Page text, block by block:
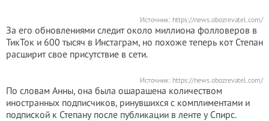
Источник: https://news.obozrevatel.com/
За его обновлениями следит около миллиона фолловеров в
ТикТок и 600 тысяч в Инстаграм, но похоже теперь кот Степан
расширит свое присутствие в сети.
Источник: https://news.obozrevatel.com/
По словам Анны, она была ошарашена количеством
иностранных подписчиков, ринувшихся с комплиментами и
подпиской к Степану после публикации в ленте у Спирс.